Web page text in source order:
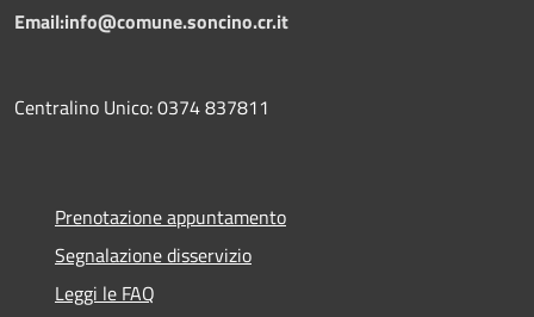
Email:info@comune.soncino.cr.it
Centralino Unico: 0374 837811
Prenotazione appuntamento
Segnalazione disservizio
Leggi le FAQ